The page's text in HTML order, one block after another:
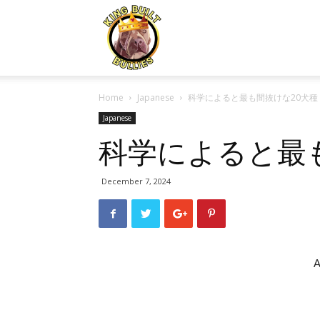
Home Japanese 科学によると最も間抜けな20犬種
Japanese
科学によると最
December 7, 2024